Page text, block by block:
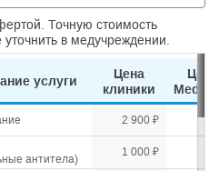
Точную стоимость
в медучреждении.
услуги
Цена
клиники
Цена
2 900 ₽
антитела)
1 000 ₽